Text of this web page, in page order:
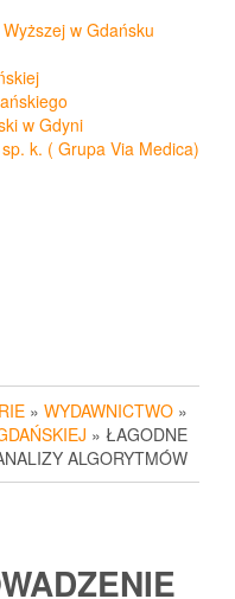
w Gdańsku
w Gdyni
k. ( Grupa Via Medica)
» WYDAWNICTWO »
» ŁAGODNE
ALGORYTMÓW